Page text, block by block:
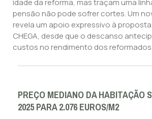
idade da reforma, mas traçam uma
pensão não pode sofrer cortes. Um
revela um apoio expressivo à
CHEGA, desde que o descanso
custos no rendimento dos reformados.
PREÇO MEDIANO DA HABITAÇÃO
2025 PARA 2.076 EUROS/M2